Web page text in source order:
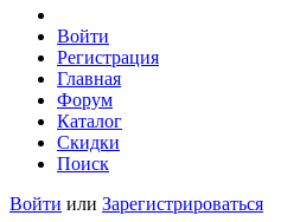
Войти
Регистрация
Главная
Форум
Каталог
Скидки
Поиск
Войти или Зарегистрироваться